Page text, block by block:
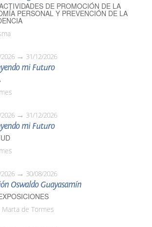
DE PROMOCIÓN DE LA
PERSONAL Y PREVENCIÓN DE LA
31/12/2026
mi Futuro
31/12/2026
mi Futuro
30/08/2026
Oswaldo Guayasamín
Marta de Tormes